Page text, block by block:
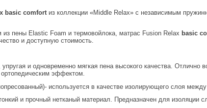
basic comfortиз коллекции «Middle Relax» c независимым
пены Elastic Foam и термовойлока, матрас Fusion Relax basic
и доступную стоимость.
упругая и одновременно мягкая пена высокого качества.
эффектом.
используется в качестве изолирующего слоя
и прочный нетканый материал. Предназначен для изоляции